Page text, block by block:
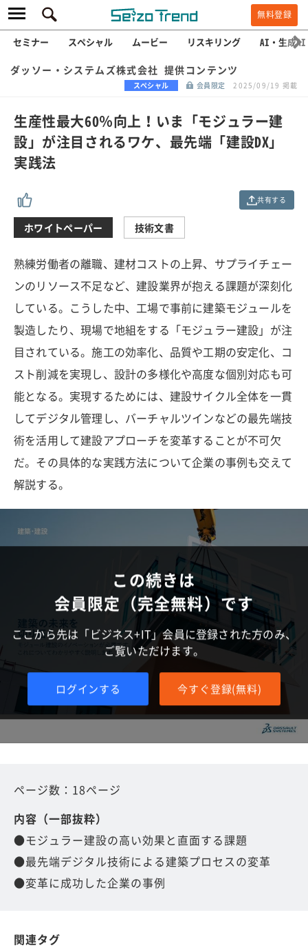
無料登録
セミナー スペシャル ムービー リスキリング AI・生成AI
ダッソー・システムズ株式会社 提供コンテンツ
スペシャル 会員限定 2025/09/19 掲載
生産性最大60％向上！いま「モジュラー建
設」が注目されるワケ、最先端「建設DX」
実践法
共有する
ホワイトペーパー 技術文書
熟練労働者の離職、建材コストの上昇、サプライチェー
ンのリソース不足など、建設業界が抱える課題が深刻化
している。こうした中、工場で事前に建築モジュールを
製造したり、現場で地組をする「モジュラー建設」が注
目されている。施工の効率化、品質や工期の安定化、コ
スト削減を実現し、設計の多様化や高度な個別対応も可
能となる。実現するためには、建設サイクル全体を一貫
してデジタル管理し、バーチャルツインなどの最先端技
術を活用して建設アプローチを変革することが不可欠
だ。その具体的な実践方法について企業の事例も交えて
解説する。
この続きは
会員限定（完全無料）です
ここから先は「ビジネス+IT」会員に登録された方のみ、
ご覧いただけます。
ログインする 今すぐ登録(無料)
ページ数：18ページ
内容（一部抜粋）
●モジュラー建設の高い効果と直面する課題
●最先端デジタル技術による建築プロセスの変革
●変革に成功した企業の事例
関連タグ